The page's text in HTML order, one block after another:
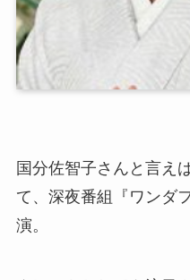
国分佐智子さんと言え
て、深夜番組『ワンダ
演。